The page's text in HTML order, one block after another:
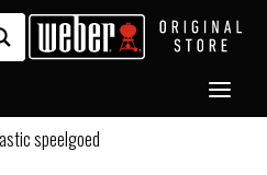
speelgoed